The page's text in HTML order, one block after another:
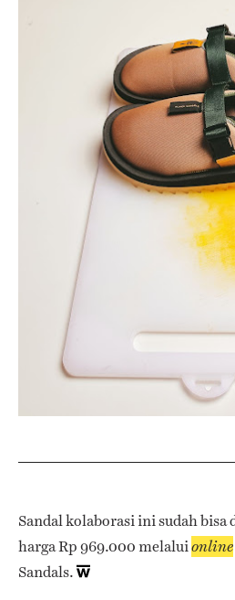
Sandal kolaborasi ini sudah bisa
harga Rp 969.000 melaluionline
Sandals.